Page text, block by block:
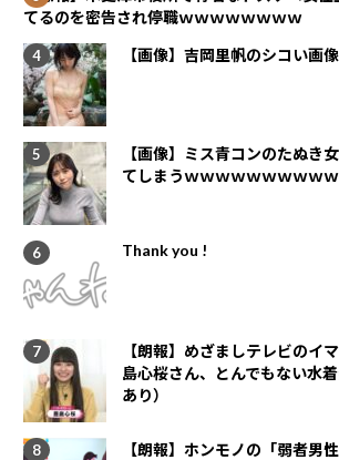
てるのを密告され停職ｗｗｗｗｗｗｗｗ
【画像】吉岡里帆のシコい
【画像】ミス青コンのたぬき
てしまうｗｗｗｗｗｗｗｗｗ
Thank you !
【朗報】めざましテレビのイ
島心桜さん、とんでもない水
あり）
【朗報】ホンモノの「弱者男